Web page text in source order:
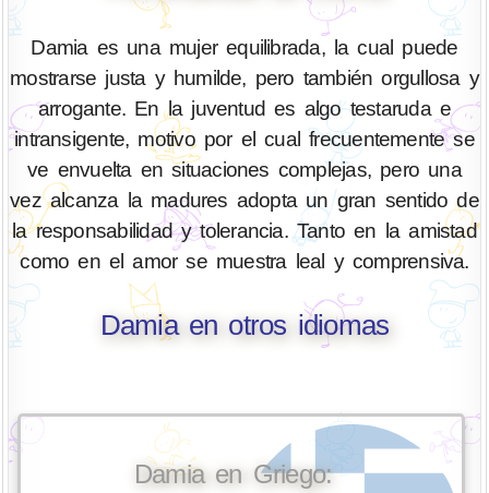
Damia es una mujer equilibrada, la cual puede
mostrarse justa y humilde, pero también orgullosa y
arrogante. En la juventud es algo testaruda e
intransigente, motivo por el cual frecuentemente se
ve envuelta en situaciones complejas, pero una
vez alcanza la madures adopta un gran sentido de
la responsabilidad y tolerancia. Tanto en la amistad
como en el amor se muestra leal y comprensiva.
Damia en otros idiomas
Damia en Griego: